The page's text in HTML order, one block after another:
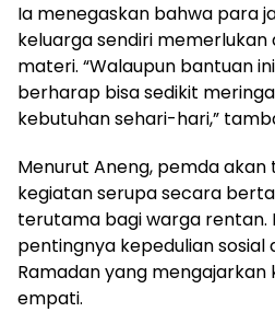
Ia menegaskan bahwa para
keluarga sendiri
materi. “Walaupun bantuan
berharap bisa sedikit
kebutuhan sehari-hari,”
Menurut Aneng, pemda
kegiatan serupa secara
terutama bagi warga rentan.
pentingnya kepedulian sosial
Ramadan yang
empati.